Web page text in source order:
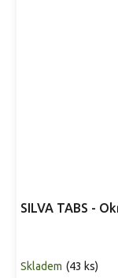
SILVA TABS -
Skladem (43 ks)